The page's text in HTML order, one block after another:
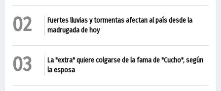
02
Fuertes lluvias y tormentas afectan al país desde la
madrugada de hoy
03
La "extra" quiere colgarse de la fama de "Cucho", según
la esposa